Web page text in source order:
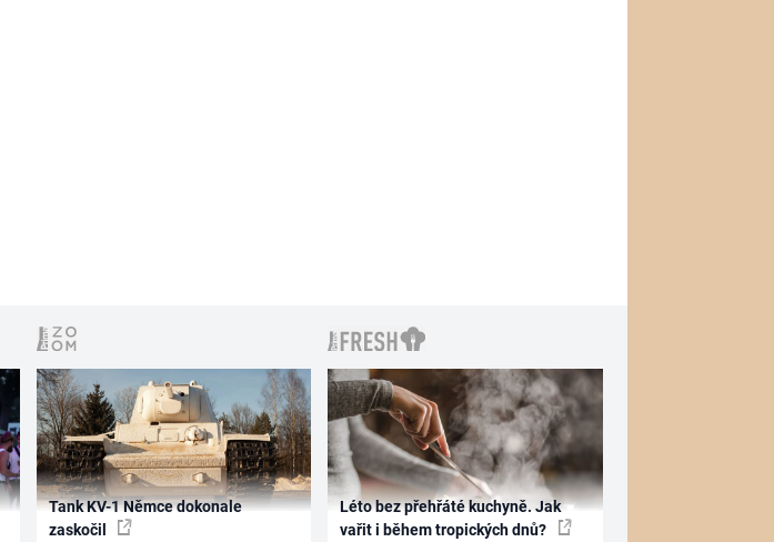
Tank KV-1 Němce dokonale
zaskočil
Léto bez přehřáté kuchyně. Jak
vařit i během tropických dnů?